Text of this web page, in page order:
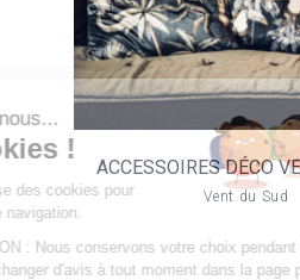
VOIR LE
ACCESSOIRES DÉCO
Vent du Sud
Salut c'est nous...
les Cookies !
Notre site utilise des cookies pour
améliorer votre navigation.
CONSERVATION : Nous
Vous pouvez changer d'avis à tout